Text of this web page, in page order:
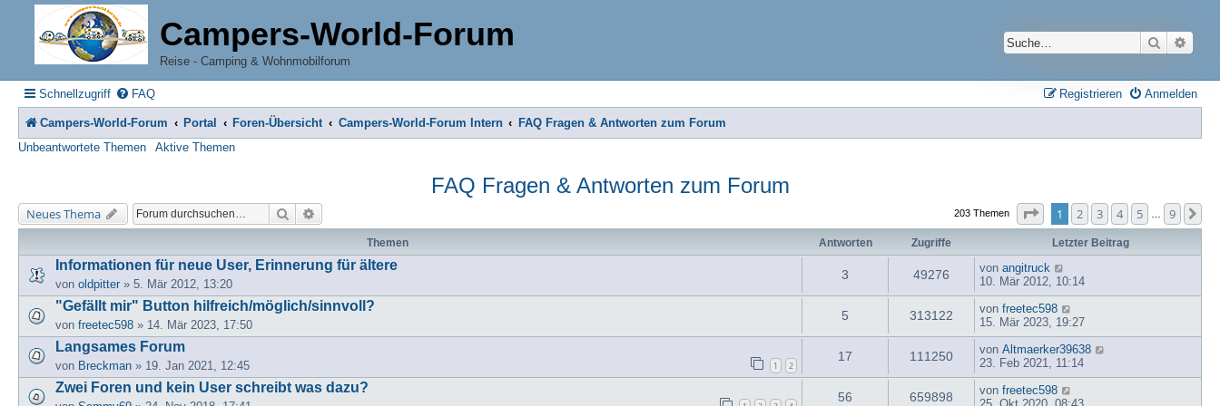
Campers-World-Forum
Reise - Camping & Wohnmobilforum
Suche
Schnellzugriff FAQ Anmelden
Registrieren
Campers-World-Forum Portal Foren-Übersicht Campers-World-Forum Intern
FAQ Fragen & Antworten zum Forum
Unbeantwortete Themen
Aktive Themen
FAQ Fragen & Antworten zum Forum
Neues Thema Suche 203 Themen Seite von9
1 2 3 4 5 9
Themen Antworten Zugriffe Letzter Beitrag
Informationen für neue User, Erinnerung für ältere
von oldpitter » 5. Mär 2012, 13:20
3 49276 von angitruck
10. Mär 2012, 10:14
"Gefällt mir" Button hilfreich/möglich/sinnvoll?
von freetec598 » 14. Mär 2023, 17:50
5 313122 von freetec598
15. Mär 2023, 19:27
Langsames Forum
von Breckman » 19. Jan 2021, 12:45 1 2
17 111250 von Altmaerker39638
23. Feb 2021, 11:14
Zwei Foren und kein User schreibt was dazu?
56 659898 von freetec598